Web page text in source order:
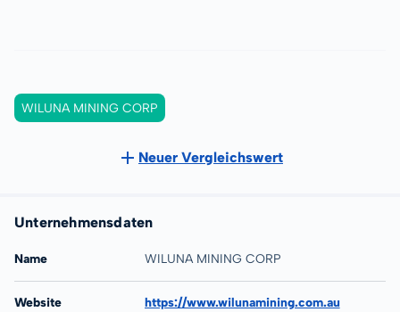
WILUNA MINING CORP
Neuer Vergleichswert
Unternehmensdaten
Name WILUNA MINING CORP
Website https://www.wilunamining.com.au